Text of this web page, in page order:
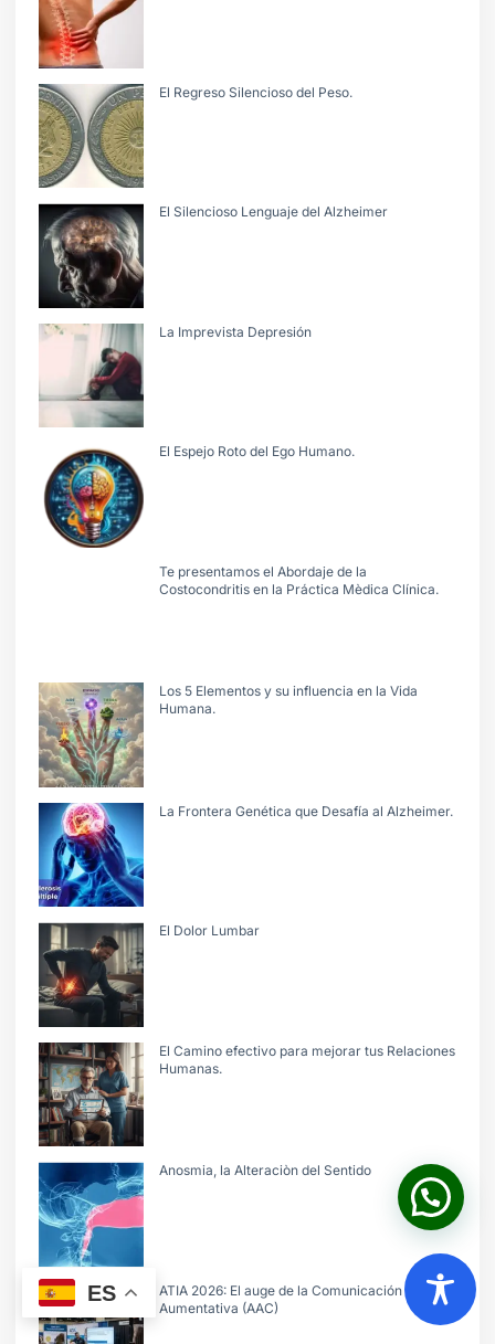
El Regreso Silencioso del Peso.
El Silencioso Lenguaje del Alzheimer
La Imprevista Depresión
El Espejo Roto del Ego Humano.
Te presentamos el Abordaje de la
Costocondritis en la Práctica Mèdica Clínica.
Los 5 Elementos y su influencia en la Vida
Humana.
La Frontera Genética que Desafía al Alzheimer.
El Dolor Lumbar
El Camino efectivo para mejorar tus Relaciones
Humanas.
Anosmia, la Alteraciòn del Sentido
ATIA 2026: El auge de la Comunicación
Aumentativa (AAC)
ES